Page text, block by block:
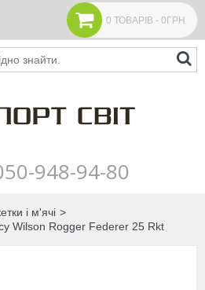
0 ТОВАРІВ - 0ГРН
948-94-80
і м'ячі
Wilson Rogger Federer 25 Rkt